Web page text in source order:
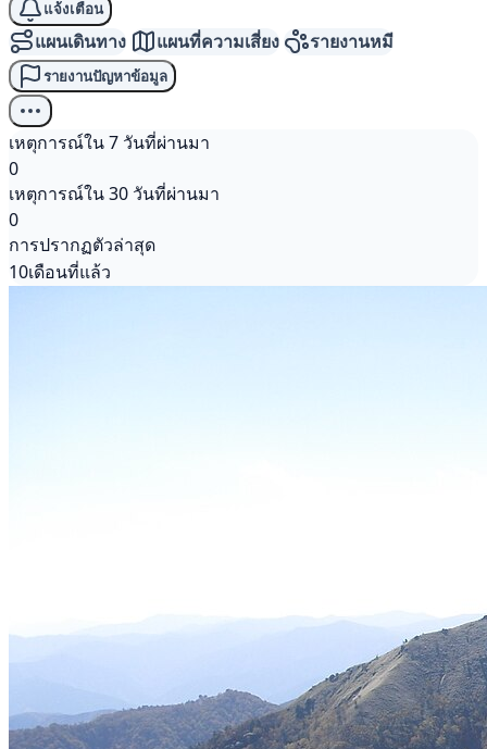
แจ้งเตือน
แผนเดินทาง แผนที่ความเสี่ยง รายงานหมี
รายงานปัญหาข้อมูล
เหตุการณ์ใน 7 วันที่ผ่านมา
0
เหตุการณ์ใน 30 วันที่ผ่านมา
0
การปรากฏตัวล่าสุด
10เดือนที่แล้ว